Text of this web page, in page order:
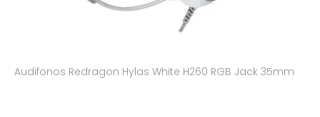
Audifonos Redragon Hylas White H260 RGB Jack 35mm